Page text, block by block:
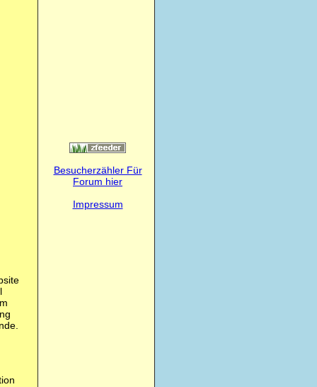
Besucherzähler Für
Forum hier
Impressum